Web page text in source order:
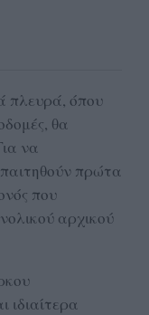
πλευρά, όπου
θα
να
πρώτα
που
αρχικού
ιδιαίτερα